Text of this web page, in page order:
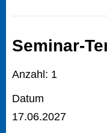
Seminar-
Anzahl: 1
Datum
17.06.2027